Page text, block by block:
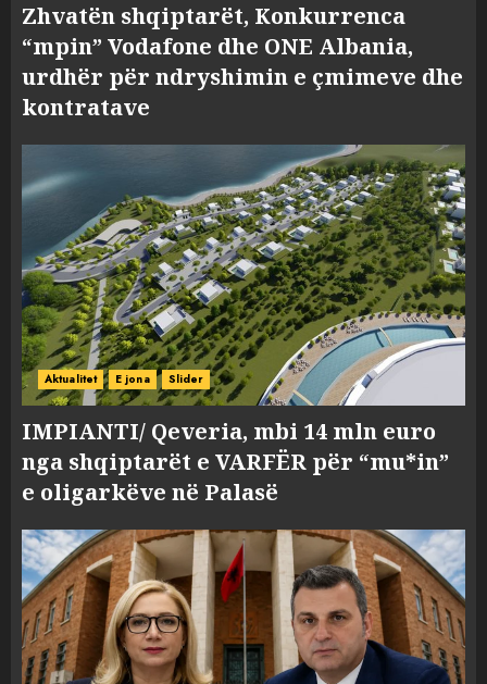
Zhvatën shqiptarët, Konkurrenca
“mpin” Vodafone dhe ONE Albania,
urdhër për ndryshimin e çmimeve dhe
kontratave
Aktualitet E jona Slider
IMPIANTI/ Qeveria, mbi 14 mln euro
nga shqiptarët e VARFËR për “mu*in”
e oligarkëve në Palasë